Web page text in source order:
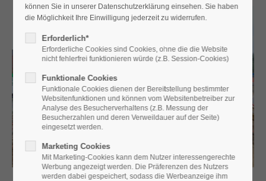
können Sie in unserer Datenschutzerklärung einsehen. Sie haben
die Möglichkeit Ihre Einwilligung jederzeit zu widerrufen.
Erforderlich*
Erforderliche Cookies sind Cookies, ohne die die Website
nicht fehlerfrei funktionieren würde (z.B. Session-Cookies)
Funktionale Cookies
Funktionale Cookies dienen der Bereitstellung bestimmter
Websitenfunktionen und können vom Websitenbetreiber zur
Analyse des Besucherverhaltens (z.B. Messung der
Besucherzahlen und deren Verweildauer auf der Seite)
eingesetzt werden.
Marketing Cookies
Mit Marketing-Cookies kann dem Nutzer interessengerechte
Werbung angezeigt werden. Die Präferenzen des Nutzers
werden dabei gespeichert, sodass die Werbeanzeige ihm